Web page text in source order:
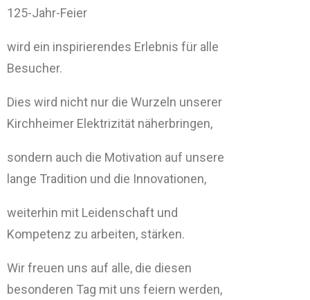
125-Jahr-Feier
wird ein inspirierendes Erlebnis für alle
Besucher.
Dies wird nicht nur die Wurzeln unserer
Kirchheimer Elektrizität näherbringen,
sondern auch die Motivation auf unsere
lange Tradition und die Innovationen,
weiterhin mit Leidenschaft und
Kompetenz zu arbeiten, stärken.
Wir freuen uns auf alle, die diesen
besonderen Tag mit uns feiern werden,